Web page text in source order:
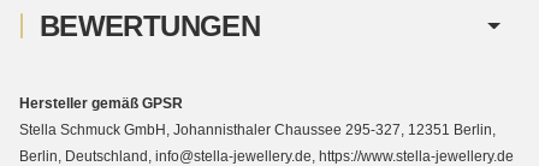
BEWERTUNGEN
Hersteller gemäß GPSR
Stella Schmuck GmbH, Johannisthaler Chaussee 295-327, 12351 Berlin,
Berlin, Deutschland, info@stella-jewellery.de, https://www.stella-jewellery.de